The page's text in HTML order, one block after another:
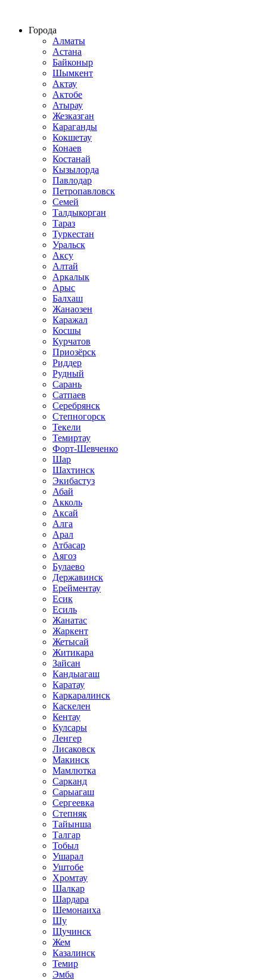
Города
Алматы
Астана
Байконыр
Шымкент
Актау
Актобе
Атырау
Жезказган
Караганды
Кокшетау
Конаев
Костанай
Кызылорда
Павлодар
Петропавловск
Семей
Талдыкорган
Тараз
Туркестан
Уральск
Аксу
Алтай
Аркалык
Арыс
Балхаш
Жанаозен
Каражал
Косшы
Курчатов
Приозёрск
Риддер
Рудный
Сарань
Сатпаев
Серебрянск
Степногорск
Текели
Темиртау
Форт-Шевченко
Шар
Шахтинск
Экибастуз
Абай
Акколь
Аксай
Алга
Арал
Атбасар
Аягоз
Булаево
Державинск
Ерейментау
Есик
Есиль
Жанатас
Жаркент
Жетысай
Житикара
Зайсан
Кандыагаш
Каратау
Каркаралинск
Каскелен
Кентау
Кулсары
Ленгер
Лисаковск
Макинск
Мамлютка
Сарканд
Сарыагаш
Сергеевка
Степняк
Тайынша
Талгар
Тобыл
Ушарал
Уштобе
Хромтау
Шалкар
Шардара
Шемонаиха
Шу
Щучинск
Жем
Казалинск
Темир
Эмба